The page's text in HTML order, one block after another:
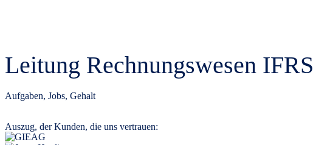
Leitung Rechnungswesen
Aufgaben, Jobs, Gehalt
Auszug, der Kunden, die uns vertrauen: